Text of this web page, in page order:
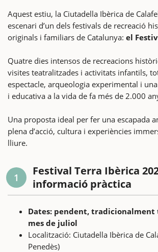
Aquest estiu, la Ciutadella Ibèrica de
escenari d’un dels festivals de recreació
originals i familiars de Catalunya: el
Quatre dies intensos de recreacions
visites teatralitzades i activitats infantils,
espectacle, arqueologia experimental i
i educativa a la vida de fa més de 2.000
Una proposta ideal per fer una escapada
plena d’acció, cultura i experiències
lliure.
1
Festival Terra Ibèrica
informació pràctica
Dates: pendent,
mes de juliol
Localització: Ciutadella Ibèrica de
Penedès)